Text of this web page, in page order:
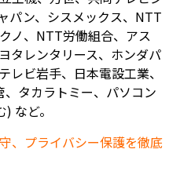
パン、シスメックス、NTT
ノ、NTT労働組合、アス
タレンタリース、ホンダパ
レビ岩手、日本電設工業、
タカラトミー、パソコン
など。
、プライバシー保護を徹底